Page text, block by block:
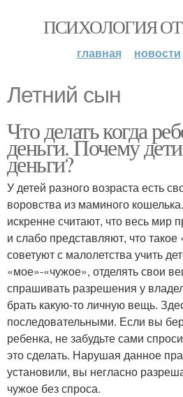
ПСИХОЛОГИЯ
главная новости
Летний сын
Что делать когда
деньги. Почему
деньги?
У детей разного возраста есть
воровства из маминого
искренне считают, что весь мир
и слабо представляют, что
советуют с малолетства учить
«мое»-«чужое», отделять свои
спрашивать разрешения у
брать какую-то личную вещь.
последовательными. Если вы
ребенка, не забудьте сами
это сделать. Нарушая данное
установили, вы негласно
чужое без спроса.